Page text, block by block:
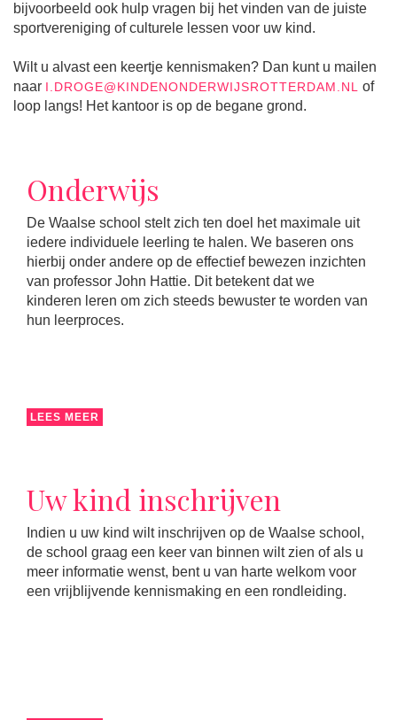
bijvoorbeeld ook hulp vragen bij het vinden van de juiste
sportvereniging of culturele lessen voor uw kind.
Wilt u alvast een keertje kennismaken? Dan kunt u mailen
naar I.DROGE@KINDENONDERWIJSROTTERDAM.NL of
loop langs! Het kantoor is op de begane grond.
Onderwijs
De Waalse school stelt zich ten doel het maximale uit
iedere individuele leerling te halen. We baseren ons
hierbij onder andere op de effectief bewezen inzichten
van professor John Hattie. Dit betekent dat we
kinderen leren om zich steeds bewuster te worden van
hun leerproces.
LEES MEER
Uw kind inschrijven
Indien u uw kind wilt inschrijven op de Waalse school,
de school graag een keer van binnen wilt zien of als u
meer informatie wenst, bent u van harte welkom voor
een vrijblijvende kennismaking en een rondleiding.